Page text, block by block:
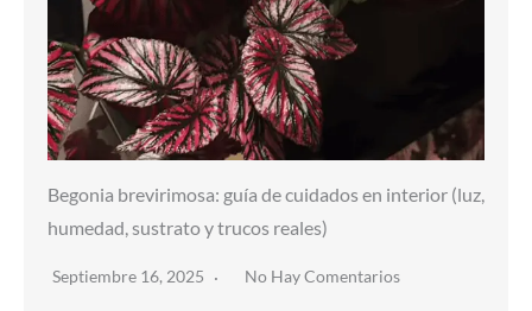
Begonia brevirimosa: guía de cuidados en interior (luz,
humedad, sustrato y trucos reales)
Septiembre 16, 2025 No Hay Comentarios